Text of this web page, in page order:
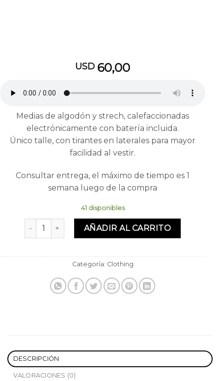
USD 60,00
Medias de algodón y strech, calefaccionadas
electrónicamente con batería incluida.
Único talle, con tirantes en laterales para mayor
facilidad al vestir.
Consultar entrega, el máximo de tiempo es 1
semana luego de la compra
41 disponibles
Medias calefaccionadas de diseño universal cantidad
AÑADIR AL CARRITO
Categoría: Clothing
DESCRIPCIÓN
VALORACIONES (0)